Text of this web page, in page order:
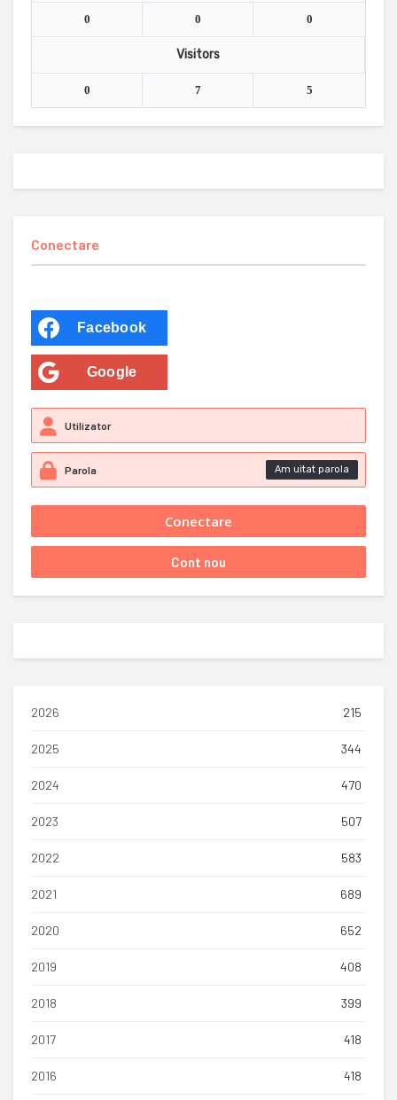
0 0 0
Visitors
0 7 5
Conectare
Facebook
Google
Am uitat parola
2026 215
2025 344
2024 470
2023 507
2022 583
2021 689
2020 652
2019 408
2018 399
2017 418
2016 418